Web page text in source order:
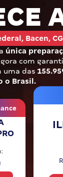
Bacen,
única
com
uma das
o Brasil.